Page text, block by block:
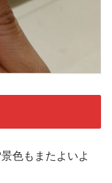
色もまたよいよ